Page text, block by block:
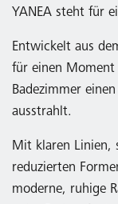
YANEA steht für
Entwickelt aus
für einen Moment
Badezimmer
ausstrahlt.
Mit klaren Linien,
reduzierten
moderne, ruhige